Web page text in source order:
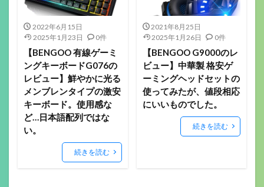
2022年6月15日
2025年1月23日
0件
【BENGOO 有線ゲーミ
ングキーボードG076の
レビュー】鮮やかに光る
メンブレンタイプの激安
キーボード。使用感な
ど…日本語配列ではな
い。
続きを読む
2021年8月25日
2025年1月26日
0件
【BENGOO G9000のレ
ビュー】中華製 格安ゲ
ーミングヘッドセットの
使ってみたが、値段相応
にいいものでした。
続きを読む